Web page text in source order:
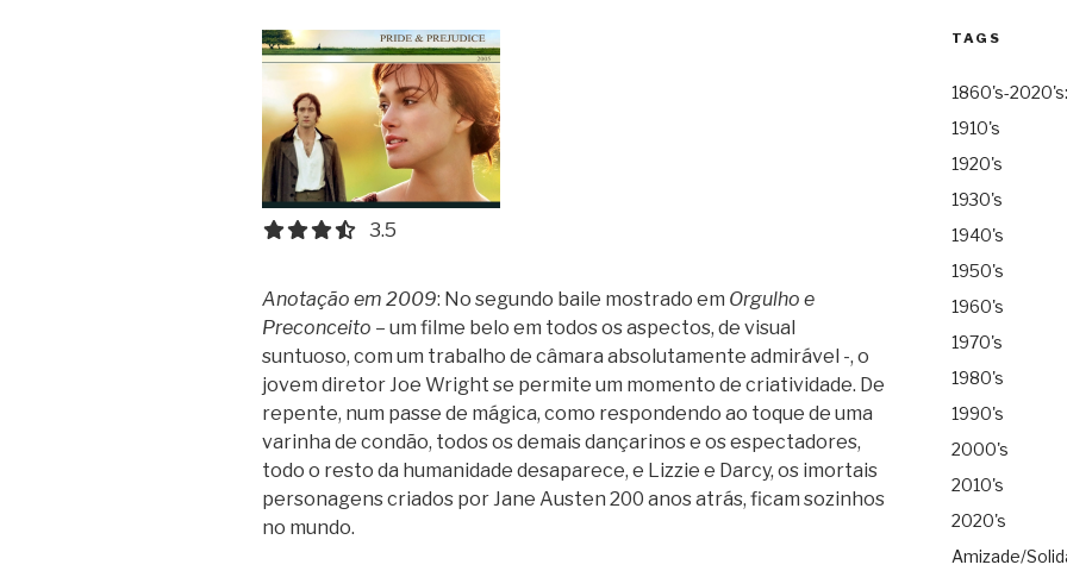
3.5 out of 5.0 stars
3.5
Anotação em 2009: No segundo baile mostrado em Orgulho e
Preconceito – um filme belo em todos os aspectos, de visual
suntuoso, com um trabalho de câmara absolutamente admirável -, o
jovem diretor Joe Wright se permite um momento de criatividade. De
repente, num passe de mágica, como respondendo ao toque de uma
varinha de condão, todos os demais dançarinos e os espectadores,
todo o resto da humanidade desaparece, e Lizzie e Darcy, os imortais
personagens criados por Jane Austen 200 anos atrás, ficam sozinhos
no mundo.
TAGS
1860's-
1910's
1920's
1930's
1940's
1950's
1960's
1970's
1980's
1990's
2000's
2010's
2020's
Amizade/